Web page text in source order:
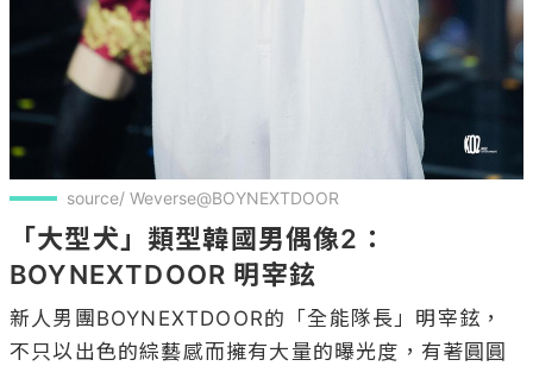
source/ Weverse@BOYNEXTDOOR
「大型犬」類型韓國男偶像2：
BOYNEXTDOOR 明宰鉉
新人男團BOYNEXTDOOR的「全能隊長」明宰鉉，
不只以出色的綜藝感而擁有大量的曝光度，有著圓圓